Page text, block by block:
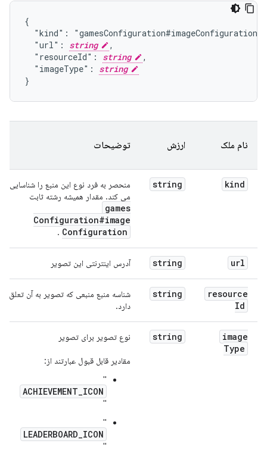
{
  "kind": "gamesConfiguration#imageConfiguration",
  "url":
string
,
  "resourceId":
string
,
  "imageType":
string
}
نام ملک ارزش توضیحات
kind
string
منحصر به فرد نوع این منبع را شناسایی
می کند. مقدار همیشه رشته ثابت
games
Configuration#image
Configuration
.
url
string آدرس اینترنتی این تصویر
resource
Id
string
شناسه منبع منبعی که تصویر به آن تعلق
دارد.
image
Type
string نوع تصویر برای تصویر
مقادیر قابل قبول عبارتند از:
"
ACHIEVEMENT_ICON
"
"
LEADERBOARD_ICON
"